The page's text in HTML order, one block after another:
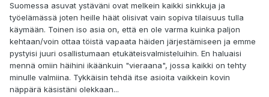
Suomessa asuvat ystäväni ovat melkein kaikki sinkkuja ja
työelämässä joten heille häät olisivat vain sopiva tilaisuus tulla
käymään. Toinen iso asia on, että en ole varma kuinka paljon
kehtaan/voin ottaa töistä vapaata häiden järjestämiseen ja emme
pystyisi juuri osallistumaan etukäteisvalmisteluihin. En haluaisi
mennä omiin häihini ikäänkuin "vieraana", jossa kaikki on tehty
minulle valmiina. Tykkäisin tehdä itse asioita vaikkein kovin
näppärä käsistäni olekkaan...